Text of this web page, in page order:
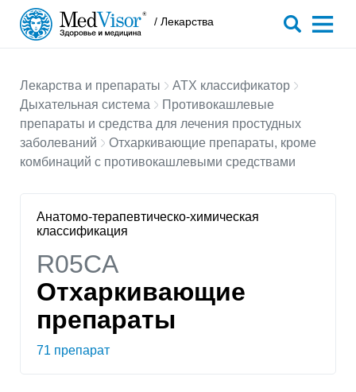
/ Лекарства
Лекарства и препараты
АТХ классификатор
Дыхательная система
Противокашлевые
препараты и средства для лечения простудных
заболеваний
Отхаркивающие препараты, кроме
комбинаций с противокашлевыми средствами
Анатомо-терапевтическо-химическая
классификация
R05CA
Отхаркивающие
препараты
71 препарат